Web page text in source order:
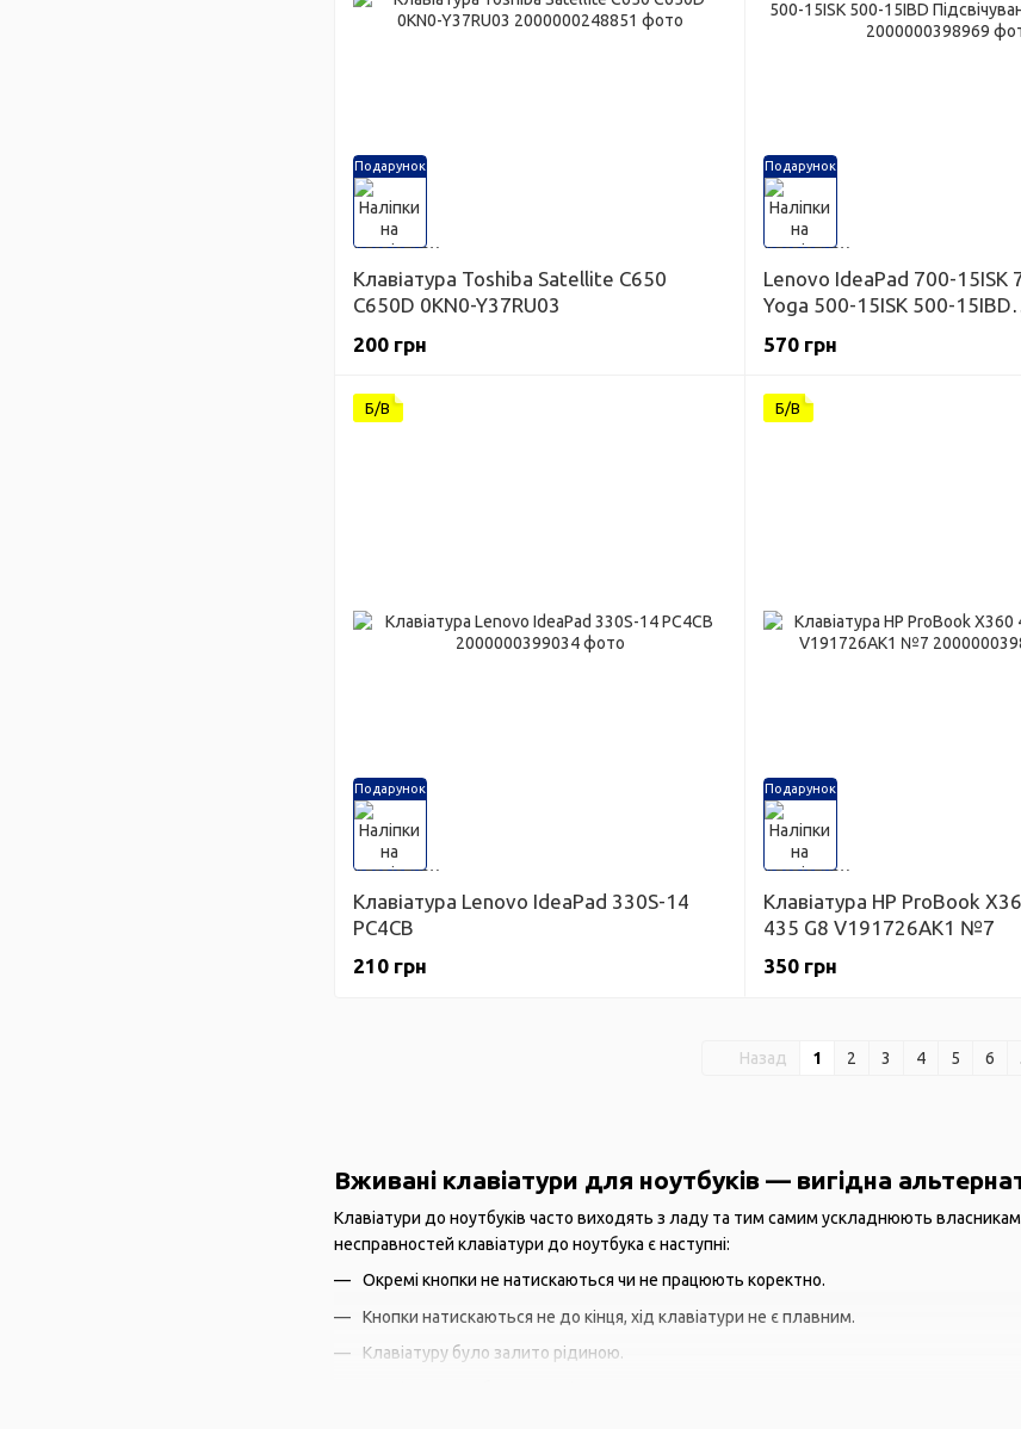
Вживані клавіатури для ноутбуків — вигідна
Клавіатури до ноутбуків часто виходять з ладу та тим самим ускладнюють власникам
несправностей клавіатури до ноутбука є наступні:
Окремі кнопки не натискаються чи не працюють коректно.
Кнопки натискаються не до кінця, хід клавіатури не є плавним.
Клавіатуру було залито рідиною.
Подарунок
Клавіатура Toshiba Satellite C650
C650D 0KN0-Y37RU03
200 грн
Подарунок
Lenovo IdeaPad 700-15ISK
Yoga 500-15ISK 500-15IBD
570 грн
Подарунок
Б/В
Клавіатура Lenovo IdeaPad 330S-14
PC4CB
210 грн
Подарунок
Б/В
Клавіатура HP ProBook
435 G8 V191726AK1 №7
350 грн
Назад 1 2 3 4 5 6